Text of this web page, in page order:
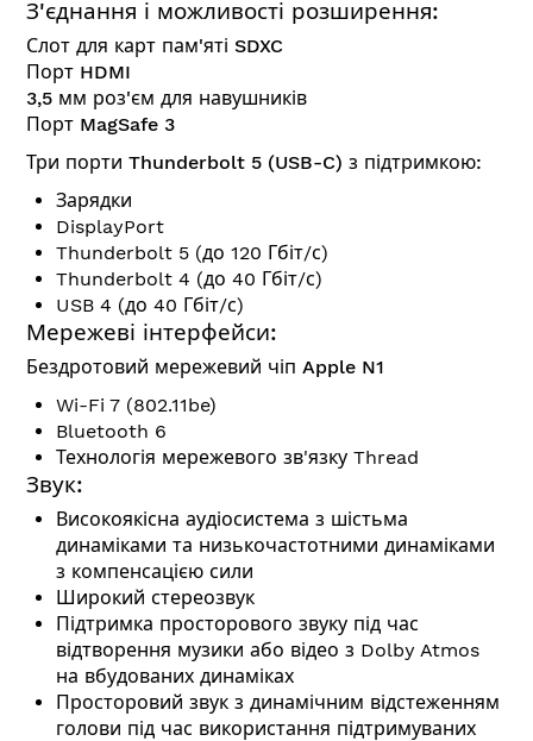
З'єднання і можливості розширення:
Слот для карт пам'яті SDXC
Порт HDMI
3,5 мм роз'єм для навушників
Порт MagSafe 3
Три порти Thunderbolt 5 (USB-C) з підтримкою:
Зарядки
DisplayPort
Thunderbolt 5 (до 120 Гбіт/с)
Thunderbolt 4 (до 40 Гбіт/с)
USB 4 (до 40 Гбіт/с)
Мережеві інтерфейси:
Бездротовий мережевий чіп Apple N1
Wi-Fi 7 (802.11be)
Bluetooth 6
Технологія мережевого зв'язку Thread
Звук:
Високоякісна аудіосистема з шістьма
динаміками та низькочастотними динаміками
з компенсацією сили
Широкий стереозвук
Підтримка просторового звуку під час
відтворення музики або відео з Dolby Atmos
на вбудованих динаміках
Просторовий звук з динамічним відстеженням
голови під час використання підтримуваних